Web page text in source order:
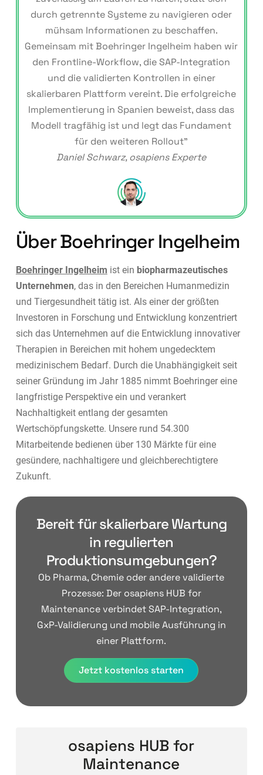
durch getrennte Systeme zu navigieren oder
mühsam Informationen zu beschaffen.
Gemeinsam mit Boehringer Ingelheim haben wir
den Frontline-Workflow, die SAP-Integration
und die validierten Kontrollen in einer
skalierbaren Plattform vereint. Die erfolgreiche
Implementierung in Spanien beweist, dass das
Modell tragfähig ist und legt das Fundament
für den weiteren Rollout"
Daniel Schwarz, osapiens Experte
Über Boehringer Ingelheim
Boehringer Ingelheim ist ein biopharmazeutisches
Unternehmen, das in den Bereichen Humanmedizin
und Tiergesundheit tätig ist. Als einer der größten
Investoren in Forschung und Entwicklung konzentriert
sich das Unternehmen auf die Entwicklung innovativer
Therapien in Bereichen mit hohem ungedecktem
medizinischem Bedarf. Durch die Unabhängigkeit seit
seiner Gründung im Jahr 1885 nimmt Boehringer eine
langfristige Perspektive ein und verankert
Nachhaltigkeit entlang der gesamten
Wertschöpfungskette. Unsere rund 54.300
Mitarbeitende bedienen über 130 Märkte für eine
gesündere, nachhaltigere und gleichberechtigtere
Zukunft.
Bereit für skalierbare Wartung
in regulierten
Produktionsumgebungen?
Ob Pharma, Chemie oder andere validierte
Prozesse: Der osapiens HUB for
Maintenance verbindet SAP-Integration,
GxP-Validierung und mobile Ausführung in
einer Plattform.
Jetzt kostenlos starten
osapiens HUB for
Maintenance